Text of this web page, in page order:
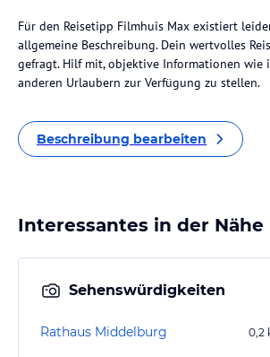
Für den Reisetipp Filmhuis Max existiert
allgemeine Beschreibung. Dein wertvolles
gefragt. Hilf mit, objektive Informationen wie
anderen Urlaubern zur Verfügung zu stellen.
Beschreibung bearbeiten
Interessantes in der Nähe
Sehenswürdigkeiten
Rathaus Middelburg 0,2